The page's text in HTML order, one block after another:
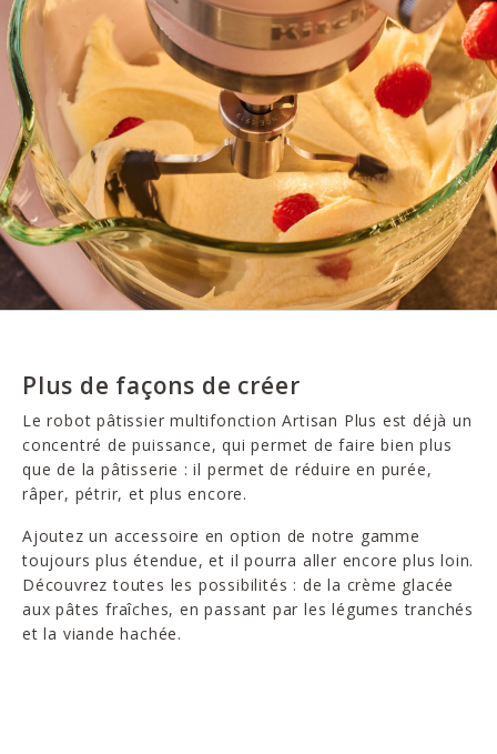
Plus de façons de créer
Le robot pâtissier multifonction Artisan Plus est déjà un
concentré de puissance, qui permet de faire bien plus
que de la pâtisserie : il permet de réduire en purée,
râper, pétrir, et plus encore.
Ajoutez un accessoire en option de notre gamme
toujours plus étendue, et il pourra aller encore plus loin.
Découvrez toutes les possibilités : de la crème glacée
aux pâtes fraîches, en passant par les légumes tranchés
et la viande hachée.